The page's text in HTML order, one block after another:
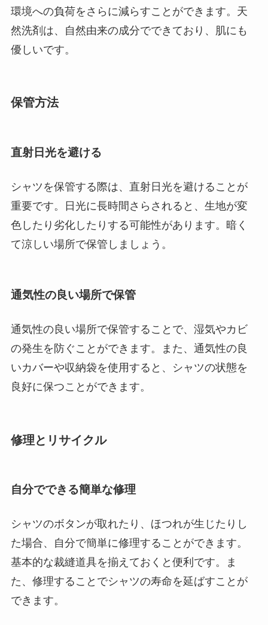
環境への負荷をさらに減らすことができます。天
然洗剤は、自然由来の成分でできており、肌にも
優しいです。
保管方法
直射日光を避ける
シャツを保管する際は、直射日光を避けることが
重要です。日光に長時間さらされると、生地が変
色したり劣化したりする可能性があります。暗く
て涼しい場所で保管しましょう。
通気性の良い場所で保管
通気性の良い場所で保管することで、湿気やカビ
の発生を防ぐことができます。また、通気性の良
いカバーや収納袋を使用すると、シャツの状態を
良好に保つことができます。
修理とリサイクル
自分でできる簡単な修理
シャツのボタンが取れたり、ほつれが生じたりし
た場合、自分で簡単に修理することができます。
基本的な裁縫道具を揃えておくと便利です。ま
た、修理することでシャツの寿命を延ばすことが
できます。